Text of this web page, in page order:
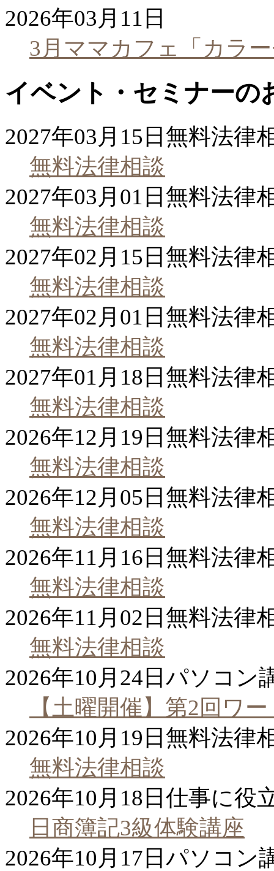
2026年03月11日
3月ママカフェ「カラ
イベント・セミナーの
2027年03月15日 無料法律
無料法律相談
2027年03月01日 無料法律
無料法律相談
2027年02月15日 無料法律
無料法律相談
2027年02月01日 無料法律
無料法律相談
2027年01月18日 無料法律
無料法律相談
2026年12月19日 無料法律
無料法律相談
2026年12月05日 無料法律
無料法律相談
2026年11月16日 無料法律
無料法律相談
2026年11月02日 無料法律
無料法律相談
2026年10月24日 パソコン
【土曜開催】第2回ワ
2026年10月19日 無料法律
無料法律相談
2026年10月18日 仕事に役
日商簿記3級体験講座
2026年10月17日 パソコン